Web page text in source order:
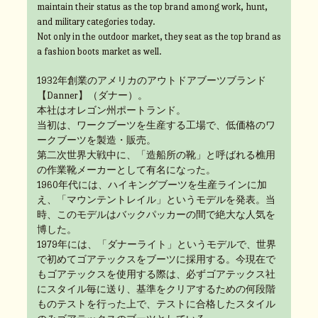
maintain their status as the top brand among work, hunt,
and military categories today.
Not only in the outdoor market, they seat as the top brand as
a fashion boots market as well.
1932年創業のアメリカのアウトドアブーツブランド
【Danner】（ダナー）。
本社はオレゴン州ポートランド。
当初は、ワークブーツを生産する工場で、低価格のワ
ークブーツを製造・販売。
第二次世界大戦中に、「造船所の靴」と呼ばれる樵用
の作業靴メーカーとして有名になった。
1960年代には、ハイキングブーツを生産ラインに加
え、「マウンテントレイル」というモデルを発表。当
時、このモデルはバックパッカーの間で絶大な人気を
博した。
1979年には、「ダナーライト」というモデルで、世界
で初めてゴアテックスをブーツに採用する。今現在で
もゴアテックスを使用する際は、必ずゴアテックス社
にスタイル毎に送り、基準をクリアするための何段階
ものテストを行った上で、テストに合格したスタイル